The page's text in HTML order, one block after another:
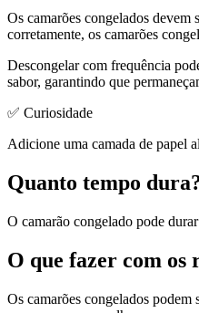
Os camarões congelados devem
corretamente, os camarões
Descongelar com frequência
sabor, garantindo que
✅ Curiosidade
Adicione uma camada de papel
Quanto tempo
O camarão congelado pode
O que fazer com os
Os camarões congelados